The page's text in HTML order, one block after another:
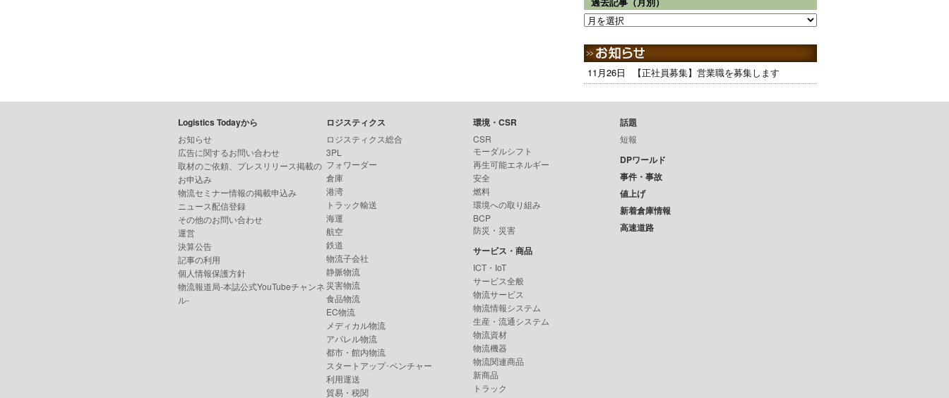
11月26日 【正社員募集】営業職を募集します
Logistics Todayから
お知らせ
広告に関するお問い合わせ
取材のご依頼、プレスリリース掲載の
お申込み
物流セミナー情報の掲載申込み
ニュース配信登録
その他のお問い合わせ
運営
決算公告
記事の利用
個人情報保護方針
物流報道局-本誌公式YouTubeチャンネ
ル-
ロジスティクス
ロジスティクス総合
3PL
フォワーダー
倉庫
港湾
トラック輸送
海運
航空
鉄道
物流子会社
静脈物流
災害物流
食品物流
EC物流
メディカル物流
アパレル物流
都市・館内物流
スタートアップ･ベンチャー
利用運送
貿易・税関
環境・CSR
CSR
モーダルシフト
再生可能エネルギー
安全
燃料
環境への取り組み
BCP
防災・災害
サービス・商品
ICT・IoT
サービス全般
物流サービス
物流情報システム
生産・流通システム
物流資材
物流機器
物流関連商品
新商品
トラック
話題
短報
DPワールド
事件・事故
値上げ
新着倉庫情報
高速道路